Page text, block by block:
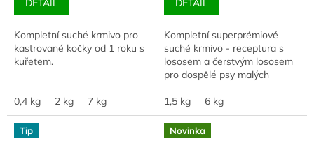
DETAIL
Kompletní suché krmivo pro
kastrované kočky od 1 roku s
kuřetem.
0,4 kg 2 kg 7 kg
DETAIL
Kompletní superprémiové
suché krmivo - receptura s
lososem a čerstvým lososem
pro dospělé psy malých
nebo citlivou pokožkou.
Velikost granulí je...
1,5 kg 6 kg
Tip Novinka